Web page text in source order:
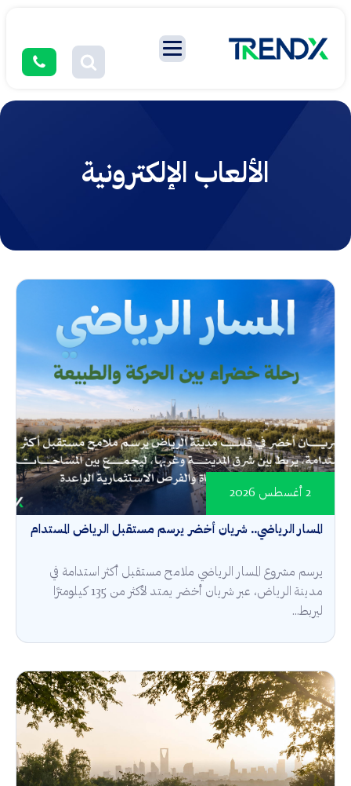
الألعاب الإلكترونية
المسار الرياضي.. شريان أخضر يرسم مستقبل الرياض المستدام
2 أغسطس 2026
يرسم مشروع المسار الرياضي ملامح مستقبل أكثر استدامة في
مدينة الرياض، عبر شريان أخضر يمتد لأكثر من 135 كيلومترًا
ليربط...